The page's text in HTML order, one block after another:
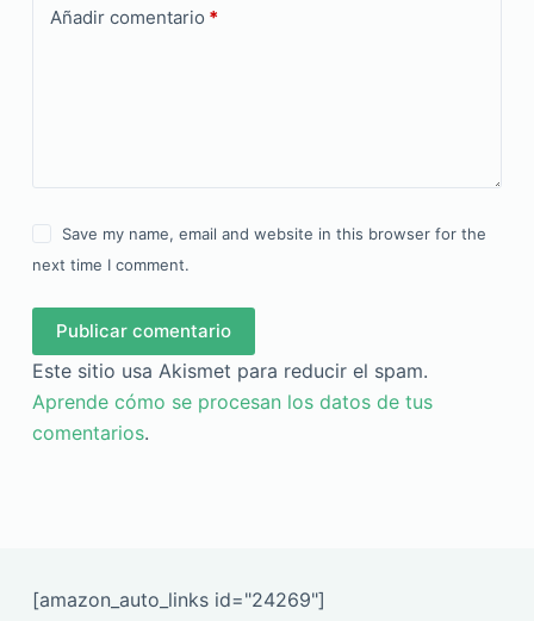
Añadir comentario *
Save my name, email and website in this browser for the
next time I comment.
Publicar comentario
Este sitio usa Akismet para reducir el spam.
Aprende cómo se procesan los datos de tus
comentarios.
[amazon_auto_links id="24269"]